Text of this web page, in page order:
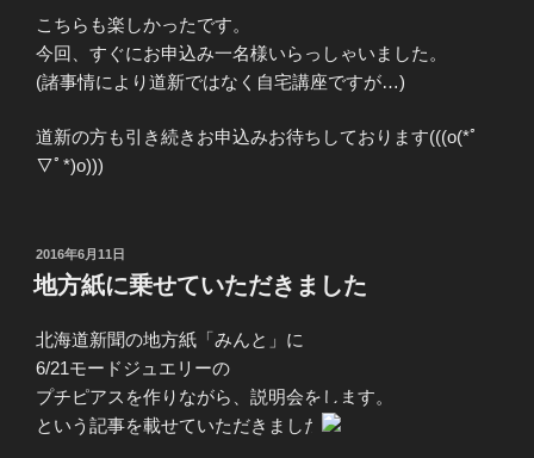
こちらも楽しかったです。
今回、すぐにお申込み一名様いらっしゃいました。
(諸事情により道新ではなく自宅講座ですが…)
道新の方も引き続きお申込みお待ちしております(((o(*ﾟ
▽ﾟ*)o)))
投
稿
日:
2016年6月11日
地方紙に乗せていただきました
北海道新聞の地方紙「みんと」に
6/21モードジュエリーの
プチピアスを作りながら、説明会をします。
という記事を載せていただきました